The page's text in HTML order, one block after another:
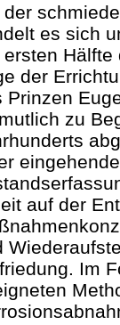
der
es sich
ersten Hälfte
der
Prinzen
zu
auf der
Im